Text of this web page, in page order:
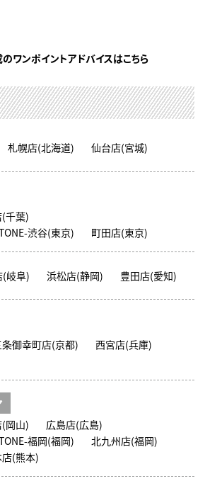
ワンポイントアドバイスはこちら
札幌店(北海道) 仙台店(宮城)
千葉)
渋谷(東京)
町田店(東京)
(岐阜) 浜松店(静岡) 豊田店(愛知)
御幸町店(京都)
西宮店(兵庫)
岡山)
広島店(広島)
福岡(福岡)
北九州店(福岡)
(熊本)